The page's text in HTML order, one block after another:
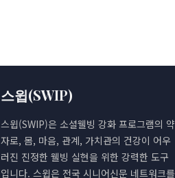
스윕(SWIP)
스윕(SWIP)은 소셜웰빙 강화 프로그램의 약
자로, 몸, 마음, 관계, 가치관의 건강이 어우
러진 진정한 웰빙 실현을 위한 강력한 도구
입니다. 스윕은 전국 시니어신문 네트워크를